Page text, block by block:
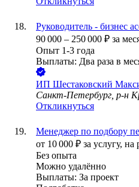
Руководитель - бизнес
90 000 – 250 000 ₽ за
Опыт 1-3 года
Выплаты: Два раза в
ИП Шестаковский
Санкт-Петербург, р-н
Откликнуться
Менеджер по подбору
от 10 000 ₽ за услугу, на
Без опыта
Можно удалённо
Выплаты: За проект